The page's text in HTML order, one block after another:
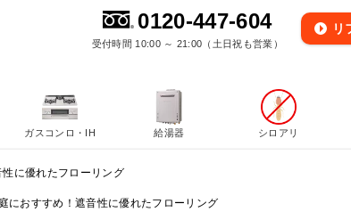
0120-447-604
受付時間 10:00 ～ 21:00（土日祝も営業）
リ
に優れたフローリング
におすすめ！遮音性に優れたフローリング
ガスコンロ・IH 給湯器 シロアリ